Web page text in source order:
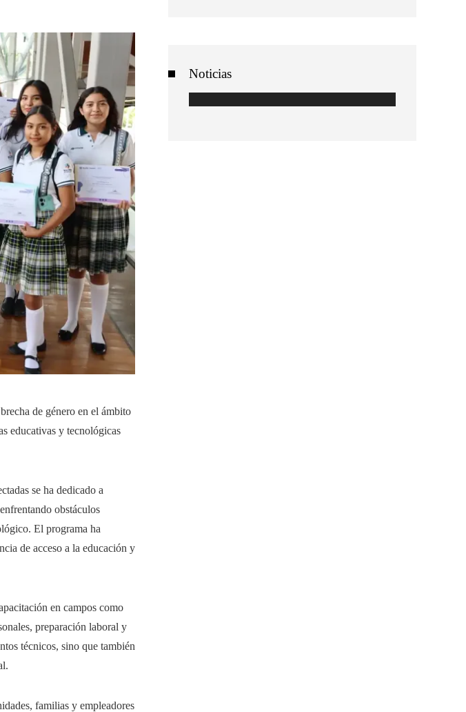
de género en el ámbito
educativas y tecnológicas
se ha dedicado a
obstáculos
El programa ha
de acceso a la educación y
en campos como
preparación laboral y
técnicos, sino que también
familias y empleadores
Noticias